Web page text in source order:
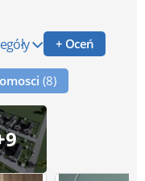
+ Oceń
(8)